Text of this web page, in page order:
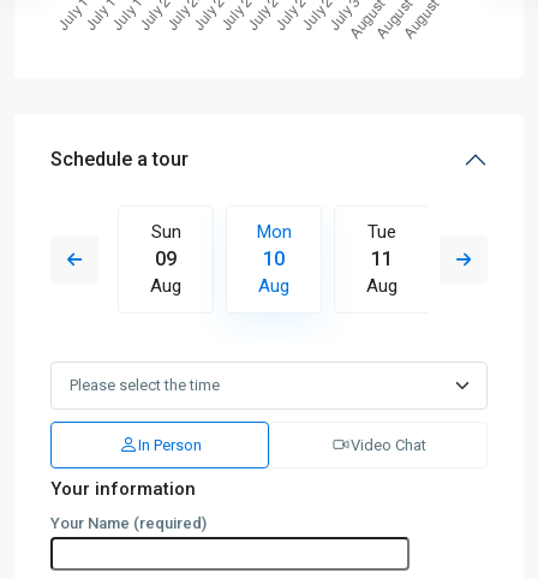
Schedule a tour
18
Sun
09
Aug
Mon
10
Aug
Tue
11
Aug
In Person Video Chat
Your information
Your Name (required)